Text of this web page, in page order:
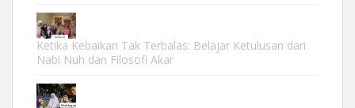
Ketika Kebaikan Tak Terbalas: Belajar Ketulusan dari
Nabi Nuh dan Filosofi Akar